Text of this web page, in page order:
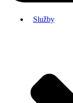
Služby